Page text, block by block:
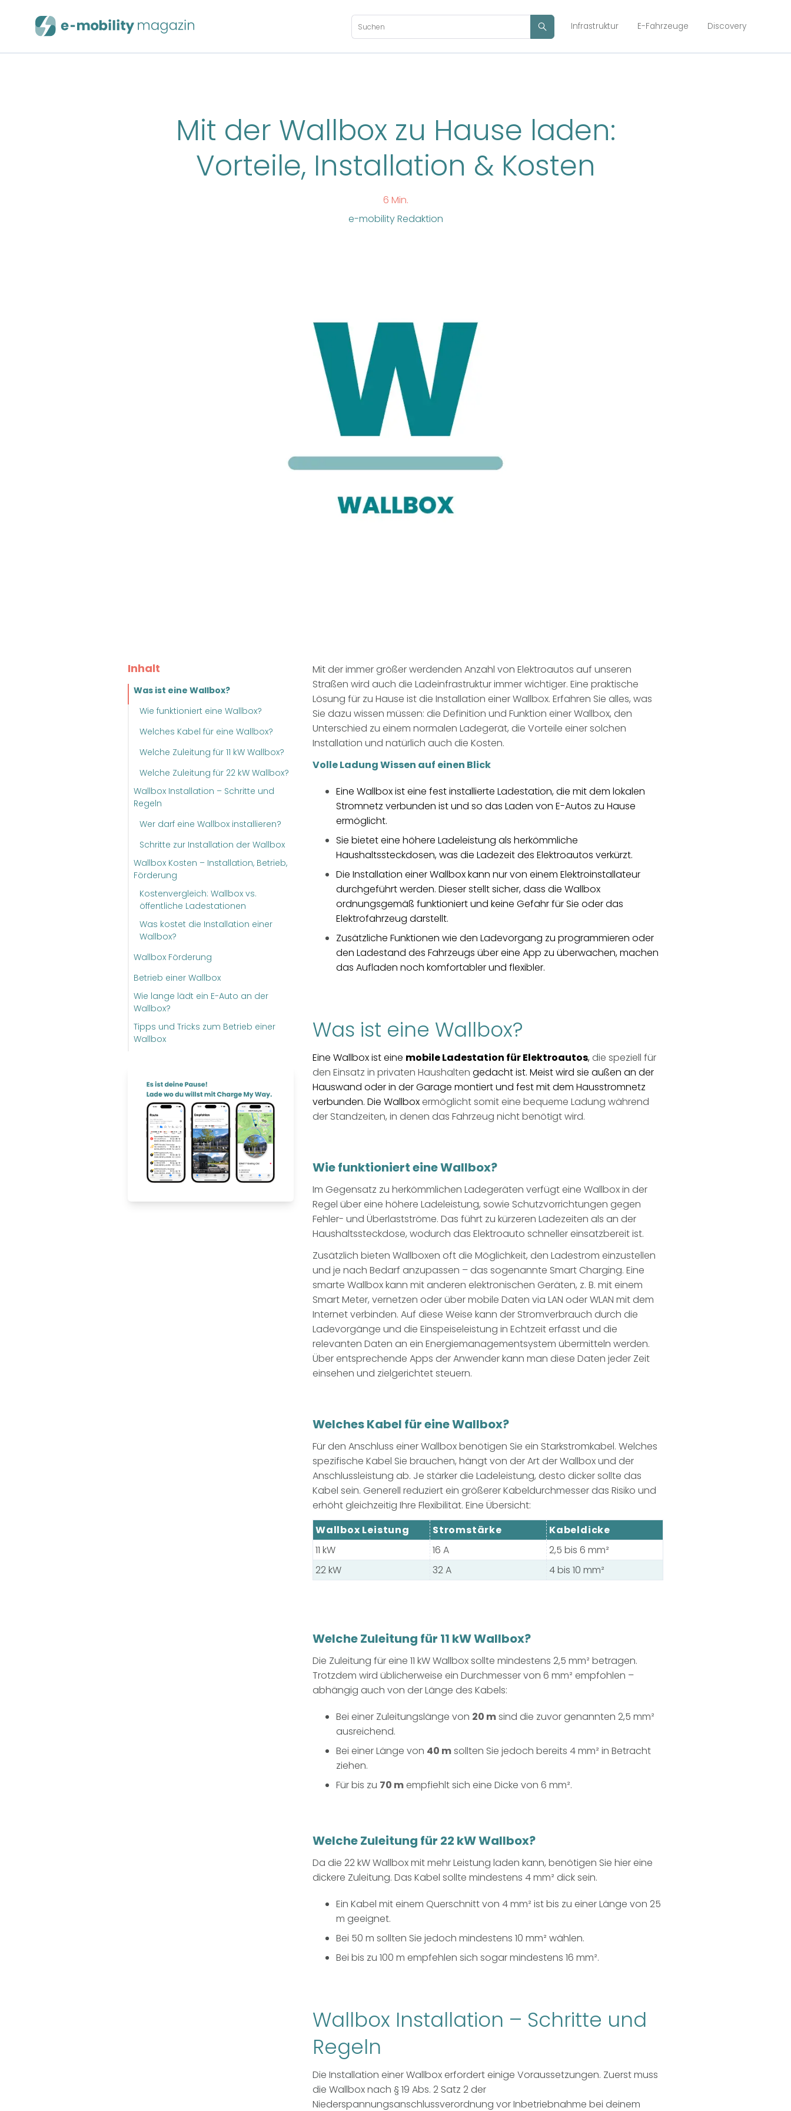
Infrastruktur E-Fahrzeuge Discovery
Mit der Wallbox zu Hause laden:
Vorteile, Installation & Kosten
6 Min.
e-mobility Redaktion
Inhalt
Was ist eine Wallbox?
Wie funktioniert eine Wallbox?
Welches Kabel für eine Wallbox?
Welche Zuleitung für 11 kW Wallbox?
Welche Zuleitung für 22 kW Wallbox?
Wallbox Installation – Schritte und
Regeln
Wer darf eine Wallbox installieren?
Schritte zur Installation der Wallbox
Wallbox Kosten – Installation, Betrieb,
Förderung
Kostenvergleich: Wallbox vs.
öffentliche Ladestationen
Was kostet die Installation einer
Wallbox?
Wallbox Förderung
Betrieb einer Wallbox
Wie lange lädt ein E-Auto an der
Wallbox?
Tipps und Tricks zum Betrieb einer
Wallbox
Mit der immer größer werdenden Anzahl von Elektroautos auf unseren
Straßen wird auch die Ladeinfrastruktur immer wichtiger. Eine praktische
Lösung für zu Hause ist die Installation einer Wallbox. Erfahren Sie alles, was
Sie dazu wissen müssen: die Definition und Funktion einer Wallbox, den
Unterschied zu einem normalen Ladegerät, die Vorteile einer solchen
Installation und natürlich auch die Kosten.
Volle Ladung Wissen auf einen Blick
Eine Wallbox ist eine fest installierte Ladestation, die mit dem lokalen
Stromnetz verbunden ist und so das Laden von E-Autos zu Hause
ermöglicht.
Sie bietet eine höhere Ladeleistung als herkömmliche
Haushaltssteckdosen, was die Ladezeit des Elektroautos verkürzt.
Die Installation einer Wallbox kann nur von einem Elektroinstallateur
durchgeführt werden. Dieser stellt sicher, dass die Wallbox
ordnungsgemäß funktioniert und keine Gefahr für Sie oder das
Elektrofahrzeug darstellt.
Zusätzliche Funktionen wie den Ladevorgang zu programmieren oder
den Ladestand des Fahrzeugs über eine App zu überwachen, machen
das Aufladen noch komfortabler und flexibler.
Was ist eine Wallbox?
Eine Wallbox ist eine mobile Ladestation für Elektroautos,die speziell für
den Einsatz in privaten Haushalten gedacht ist. Meist wird sie außen an der
Hauswand oder in der Garage montiert und fest mit dem Hausstromnetz
verbunden. Die Wallboxermöglicht somit eine bequeme Ladung während
der Standzeiten, in denen das Fahrzeug nicht benötigt wird.
Wie funktioniert eine Wallbox?
Im Gegensatz zu herkömmlichen Ladegeräten verfügt eine Wallbox in der
Regel über eine höhere Ladeleistung, sowie Schutzvorrichtungen gegen
Fehler- und Überlastströme. Das führt zu kürzeren Ladezeiten als an der
Haushaltssteckdose, wodurch das Elektroauto schneller einsatzbereit ist.
Zusätzlich bieten Wallboxen oft die Möglichkeit, den Ladestrom einzustellen
und je nach Bedarf anzupassen – das sogenannte Smart Charging. Eine
smarte Wallbox kann mit anderen elektronischen Geräten, z. B. mit einem
Smart Meter, vernetzen oder über mobile Daten via LAN oder WLAN mit dem
Internet verbinden. Auf diese Weise kann der Stromverbrauch durch die
Ladevorgänge und die Einspeiseleistung in Echtzeit erfasst und die
relevanten Daten an ein Energiemanagementsystem übermitteln werden.
Über entsprechende Apps der Anwender kann man diese Daten jeder Zeit
einsehen und zielgerichtet steuern.
Welches Kabel für eine Wallbox?
Für den Anschluss einer Wallbox benötigen Sie ein Starkstromkabel. Welches
spezifische Kabel Sie brauchen, hängt von der Art der Wallbox und der
Anschlussleistung ab. Je stärker die Ladeleistung, desto dicker sollte das
Kabel sein. Generell reduziert ein größerer Kabeldurchmesser das Risiko und
erhöht gleichzeitig Ihre Flexibilität. Eine Übersicht:
Wallbox Leistung
Stromstärke
Kabeldicke
11 kW
16 A
2,5 bis 6 mm²
22 kW
32 A 4 bis 10 mm²
Welche Zuleitung für 11 kW Wallbox?
Die Zuleitung für eine 11 kW Wallbox sollte mindestens 2,5 mm² betragen.
Trotzdem wird üblicherweise ein Durchmesser von 6 mm² empfohlen –
abhängig auch von der Länge des Kabels:
Bei einer Zuleitungslänge von 20 msind die zuvor genannten 2,5 mm²
ausreichend.
Bei einer Länge von 40 msollten Sie jedoch bereits 4 mm² in Betracht
ziehen.
Für bis zu 70 mempfiehlt sich eine Dicke von 6 mm².
Welche Zuleitung für 22 kW Wallbox?
Da die 22 kW Wallbox mit mehr Leistung laden kann, benötigen Sie hier eine
dickere Zuleitung. Das Kabel sollte mindestens 4 mm² dick sein.
Ein Kabel mit einem Querschnitt von 4 mm² ist bis zu einer Länge von 25
m geeignet.
Bei 50 m sollten Sie jedoch mindestens 10 mm² wählen.
Bei bis zu 100 m empfehlen sich sogar mindestens 16 mm².
Wallbox Installation – Schritte und
Regeln
Die Installation einer Wallbox erfordert einige Voraussetzungen. Zuerst muss
die Wallbox nach § 19 Abs. 2 Satz 2 der
Niederspannungsanschlussverordnung vor Inbetriebnahme bei deinem